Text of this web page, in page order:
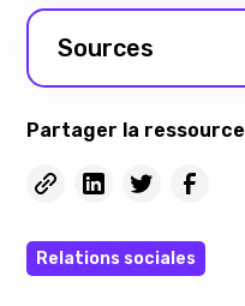
Sources
Partager la ressource
Relations sociales